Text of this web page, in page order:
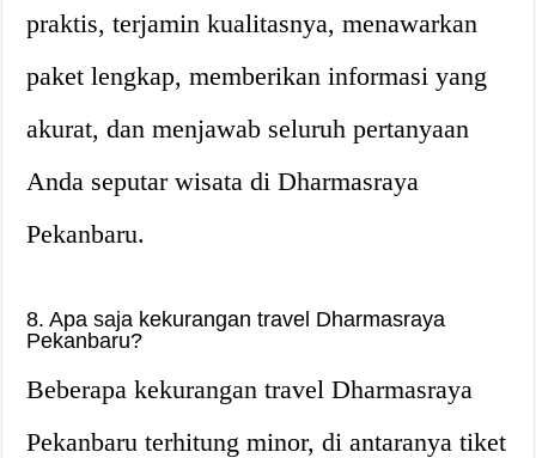
praktis, terjamin kualitasnya, menawarkan
paket lengkap, memberikan informasi yang
akurat, dan menjawab seluruh pertanyaan
Anda seputar wisata di Dharmasraya
Pekanbaru.
8. Apa saja kekurangan travel Dharmasraya
Pekanbaru?
Beberapa kekurangan travel Dharmasraya
Pekanbaru terhitung minor, di antaranya tiket